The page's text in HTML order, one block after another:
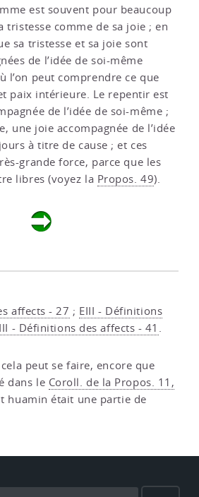
est souvent pour beaucoup
tristesse comme de sa joie ; en
sa tristesse et sa joie sont
de l’idée de soi-même
l’on peut comprendre ce que
paix intérieure. Le repentir est
de l’idée de soi-même ;
une joie accompagnée de l’idée
à titre de cause ; et ces
grande force, parce que les
libres (voyez la Propos. 49).
affects - 27 ; EIII - Définitions
- Définitions des affects - 41 .
peut se faire, encore que
dans le Coroll. de la Propos. 11,
huamin était une partie de